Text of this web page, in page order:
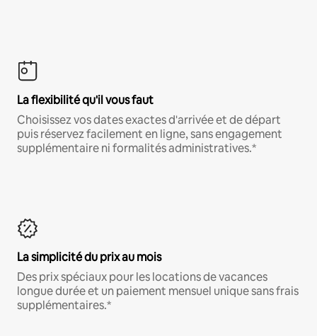
La flexibilité qu'il vous faut
Choisissez vos dates exactes d'arrivée et de départ
puis réservez facilement en ligne, sans engagement
supplémentaire ni formalités administratives.*
La simplicité du prix au mois
Des prix spéciaux pour les locations de vacances
longue durée et un paiement mensuel unique sans frais
supplémentaires.*